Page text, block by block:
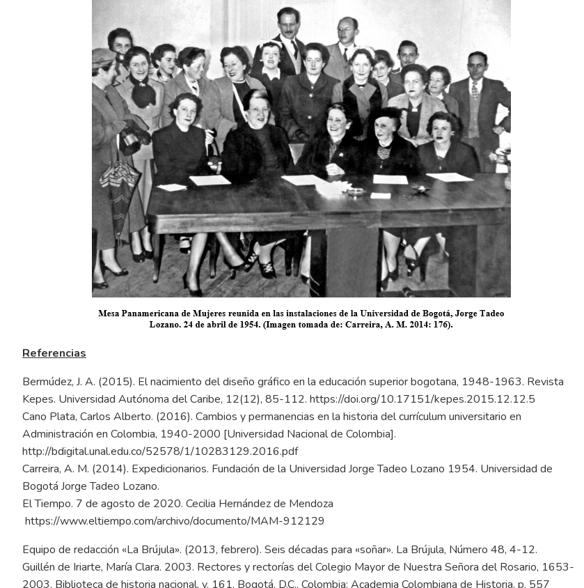
Referencias
Bermúdez, J. A. (2015). El nacimiento del diseño gráfico en la educación superior bogotana, 1948-1963. Revista
Kepes. Universidad Autónoma del Caribe, 12(12), 85-112. https://doi.org/10.17151/kepes.2015.12.12.5
Cano Plata, Carlos Alberto. (2016). Cambios y permanencias en la historia del currículum universitario en
Administración en Colombia, 1940-2000 [Universidad Nacional de Colombia].
http://bdigital.unal.edu.co/52578/1/10283129.2016.pdf
Carreira, A. M. (2014). Expedicionarios. Fundación de la Universidad Jorge Tadeo Lozano 1954. Universidad de
Bogotá Jorge Tadeo Lozano.
El Tiempo. 7 de agosto de 2020. Cecilia Hernández de Mendoza
https://www.eltiempo.com/archivo/documento/MAM-912129
Equipo de redacción «La Brújula». (2013, febrero). Seis décadas para «soñar». La Brújula, Número 48, 4-12.
Guillén de Iriarte, María Clara. 2003. Rectores y rectorías del Colegio Mayor de Nuestra Señora del Rosario, 1653-
2003. Biblioteca de historia nacional, v. 161. Bogotá, D.C., Colombia: Academia Colombiana de Historia. p. 557